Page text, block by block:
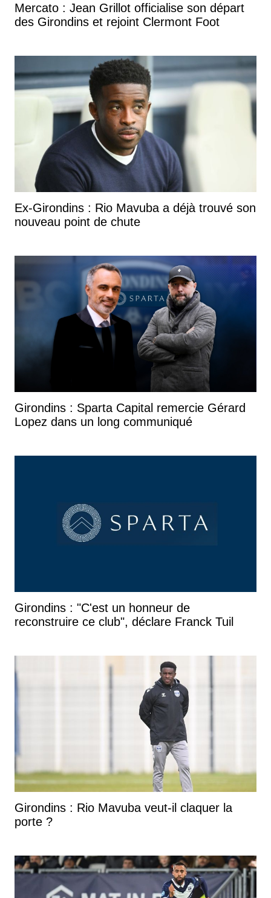
Mercato : Jean Grillot officialise son départ
des Girondins et rejoint Clermont Foot
Ex-Girondins : Rio Mavuba a déjà trouvé son
nouveau point de chute
Girondins : Sparta Capital remercie Gérard
Lopez dans un long communiqué
Girondins : "C'est un honneur de
reconstruire ce club", déclare Franck Tuil
Girondins : Rio Mavuba veut-il claquer la
porte ?